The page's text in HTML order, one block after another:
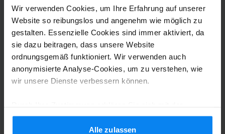
Wir verwenden Cookies, um Ihre Erfahrung auf unserer
Website so reibungslos und angenehm wie möglich zu
gestalten. Essenzielle Cookies sind immer aktiviert, da
sie dazu beitragen, dass unsere Website
ordnungsgemäß funktioniert. Wir verwenden auch
anonymisierte Analyse-Cookies, um zu verstehen, wie
wir unsere Dienste verbessern können.
Verwendung von Cookies gemäß den Regeln in Ihrem
Land einverstanden, können Ihre Einstellungen jedoch
Alle zulassen
Geparkt von 24.05.26 bis 07.06.26
Alles gut gelaufen
Alles gut gelaufen